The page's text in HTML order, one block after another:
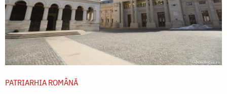
PATRIARHIA ROMÂNĂ